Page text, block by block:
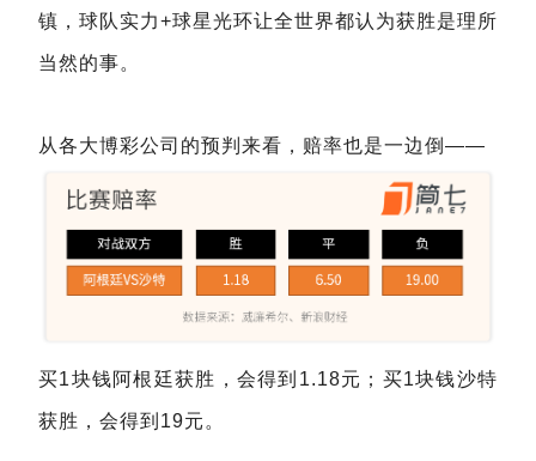
镇，球队实力+球星光环让全世界都认为获胜是理所
当然的事。
从各大博彩公司的预判来看，赔率也是一边倒——
买1块钱阿根廷获胜，会得到1.18元；买1块钱沙特
获胜，会得到19元。